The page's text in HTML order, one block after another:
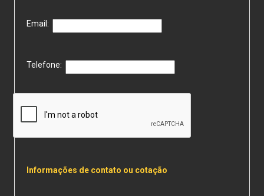
Email:
Telefone:
Informações de contato ou cotação